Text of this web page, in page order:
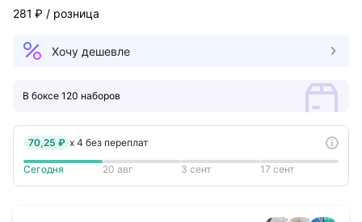
281 ₽ / розница
Хочу дешевле
В боксе 120 наборов
70,25 ₽ x 4 без переплат
Сегодня 20 авг 3 сент 17 сент